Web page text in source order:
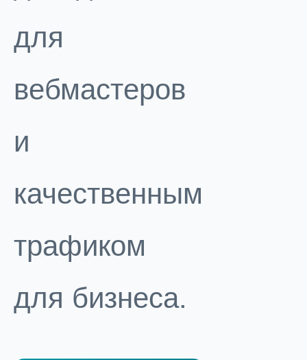
для
вебмастеров
и
качественным
трафиком
для бизнеса.